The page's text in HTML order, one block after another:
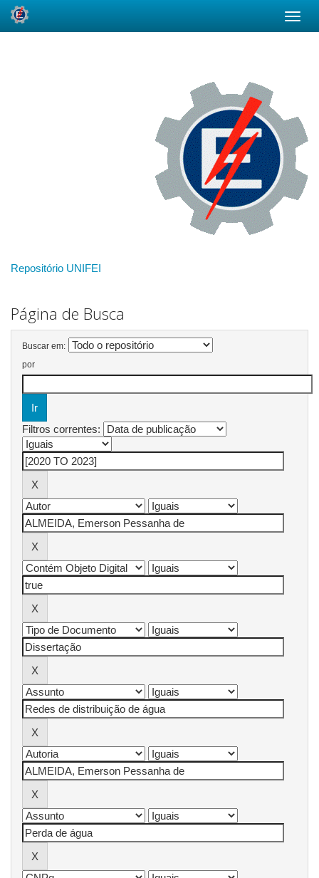
Repositório UNIFEI
Página de Busca
Buscar em:
por
Filtros correntes: